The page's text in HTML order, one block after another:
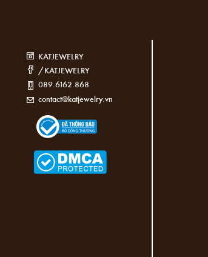
KATJEWELRY
/KATJEWELRY
089.6162.868
contact@katjewelry.vn